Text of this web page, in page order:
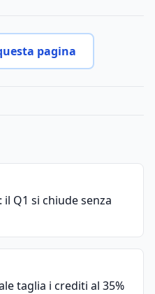
pagina
Q1 si chiude senza
taglia i crediti al 35%